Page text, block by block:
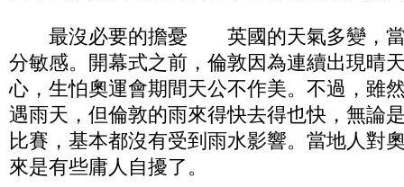
最沒必要的擔憂 英國的天氣多變，當
分敏感。開幕式之前，倫敦因為連續出現晴
心，生怕奧運會期間天公不作美。不過，雖
遇雨天，但倫敦的雨來得快去得也快，無論
比賽，基本都沒有受到雨水影響。當地人對
來是有些庸人自擾了。